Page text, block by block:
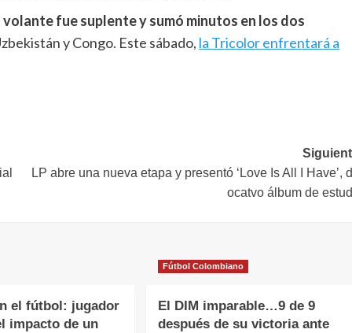
volante fue suplente y sumó minutos en los dos
y Congo. Este sábado, la Tricolor enfrentará a
LP abre una nueva etapa y presentó ‘Love Is All I Have’,
ocatvo álbum de
el fútbol: jugador
impacto de un
Fútbol Colombiano
El DIM imparable…9 de 9
después de su victoria ante